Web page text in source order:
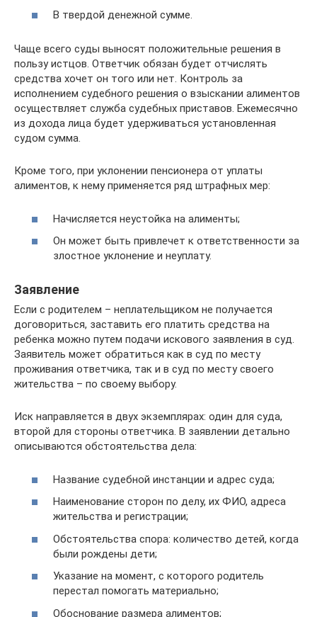
В твердой денежной сумме.
Чаще всего суды выносят положительные решения в
пользу истцов. Ответчик обязан будет отчислять
средства хочет он того или нет. Контроль за
исполнением судебного решения о взыскании алиментов
осуществляет служба судебных приставов. Ежемесячно
из дохода лица будет удерживаться установленная
судом сумма.
Кроме того, при уклонении пенсионера от уплаты
алиментов, к нему применяется ряд штрафных мер:
Начисляется неустойка на алименты;
Он может быть привлечет к ответственности за
злостное уклонение и неуплату.
Заявление
Если с родителем – неплательщиком не получается
договориться, заставить его платить средства на
ребенка можно путем подачи искового заявления в суд.
Заявитель может обратиться как в суд по месту
проживания ответчика, так и в суд по месту своего
жительства – по своему выбору.
Иск направляется в двух экземплярах: один для суда,
второй для стороны ответчика. В заявлении детально
описываются обстоятельства дела:
Название судебной инстанции и адрес суда;
Наименование сторон по делу, их ФИО, адреса
жительства и регистрации;
Обстоятельства спора: количество детей, когда
были рождены дети;
Указание на момент, с которого родитель
перестал помогать материально;
Обоснование размера алиментов;